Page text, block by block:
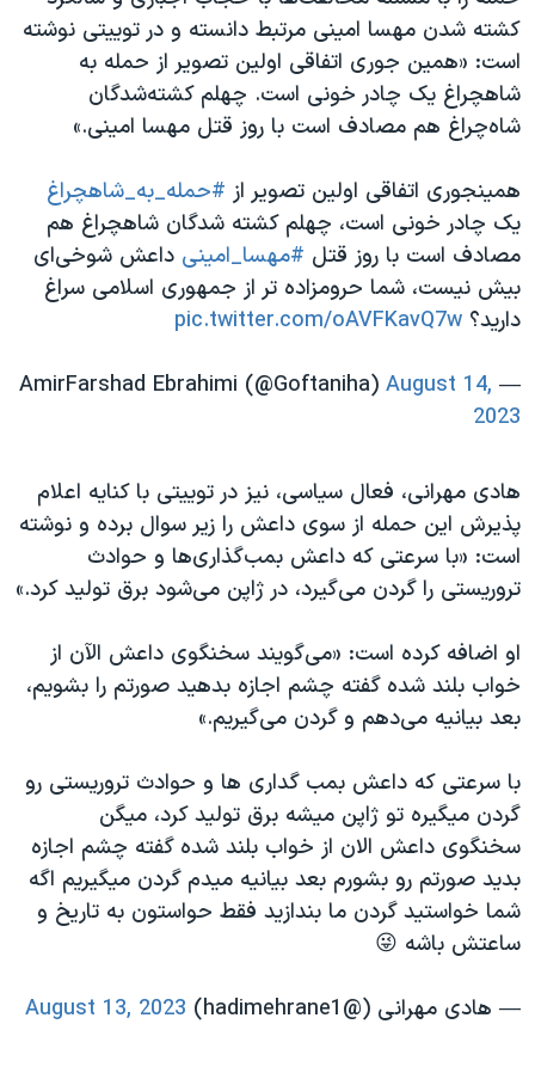
کشته شدن مهسا امینی مرتبط دانسته و در توییتی نوشته
است: «همین جوری اتفاقی اولین تصویر از حمله به
شاهچراغ یک چادر خونی است. چهلم کشته‌شدگان
شاه‌چراغ هم مصادف است با روز قتل مهسا امینی.»
همینجوری اتفاقی اولین تصویر از #حمله_به_شاهچراغ
یک چادر خونی است، چهلم کشته شدگان شاهچراغ هم
مصادف است با روز قتل #مهسا_امينى داعش شوخی‌ای
بیش نیست، شما حرومزاده تر از جمهوری اسلامی سراغ
دارید؟ pic.twitter.com/oAVFKavQ7w
— AmirFarshad Ebrahimi (@Goftaniha)
August 14,
2023
هادی مهرانی، فعال سیاسی، نیز در توییتی با کنایه اعلام
پذیرش این حمله از سوی داعش را زیر سوال برده و نوشته
است: «با سرعتی که داعش بمب‌گذاری‌ها و حوادث
تروریستی را گردن می‌گیرد، در ژاپن می‌شود برق تولید کرد.»
او اضافه کرده است: «می‌گویند سخنگوی داعش الآن از
خواب بلند شده گفته چشم اجازه بدهید صورتم را بشویم،
بعد بیانیه می‌دهم و گردن می‌گیریم.»
با سرعتی که داعش بمب گداری ها و حوادث تروریستی رو
گردن میگیره تو ژاپن میشه برق تولید کرد، میگن
سخنگوی داعش الان از خواب بلند شده گفته چشم اجازه
بدید صورتم رو بشورم بعد بیانیه میدم گردن میگیریم اگه
شما خواستید گردن ما بندازید فقط حواستون به تاریخ و
ساعتش باشه 😜
— هادى مهرانى (@hadimehrane1)
August 13, 2023